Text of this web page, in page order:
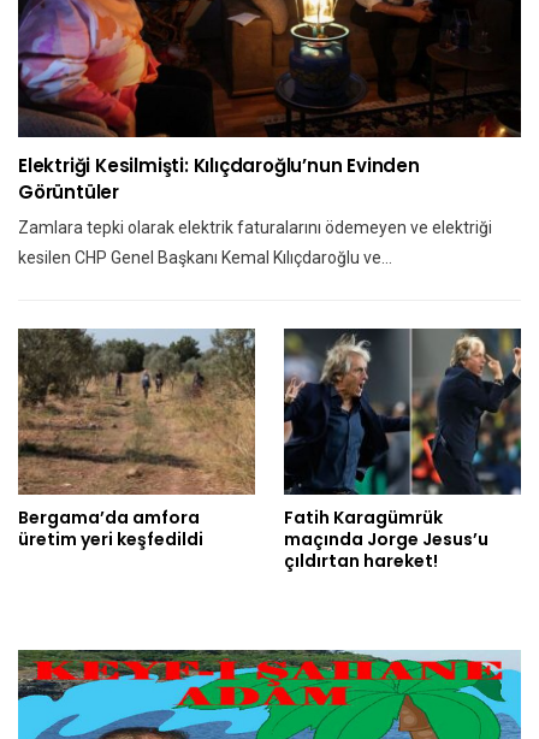
Elektriği Kesilmişti: Kılıçdaroğlu’nun Evinden
Görüntüler
Zamlara tepki olarak elektrik faturalarını ödemeyen ve elektriği
kesilen CHP Genel Başkanı Kemal Kılıçdaroğlu ve…
Bergama’da amfora
üretim yeri keşfedildi
Fatih Karagümrük
maçında Jorge Jesus’u
çıldırtan hareket!